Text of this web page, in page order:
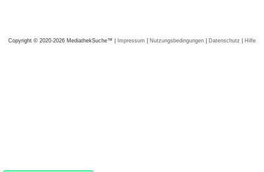
Copyright © 2020-2026 MediathekSuche™ | Impressum | Nutzungsbedingungen | Datenschutz | Hilfe